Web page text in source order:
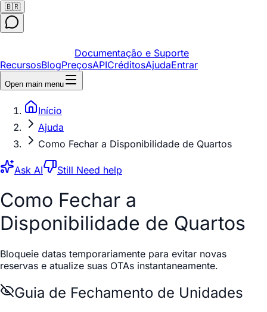
🇧🇷
Documentação e Suporte
RecursosBlogPreçosAPICréditosAjudaEntrar
Open main menu
Início
Ajuda
Como Fechar a Disponibilidade de Quartos
Ask AI Still Need help
Como Fechar a
Disponibilidade de Quartos
Bloqueie datas temporariamente para evitar novas
reservas e atualize suas OTAs instantaneamente.
Guia de Fechamento de Unidades